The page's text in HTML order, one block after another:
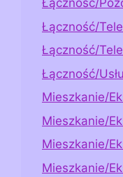
Łączność/
Łączność/
Łączność/
Łączność/
Mieszkanie/
Mieszkanie/
Mieszkanie/
Mieszkanie/